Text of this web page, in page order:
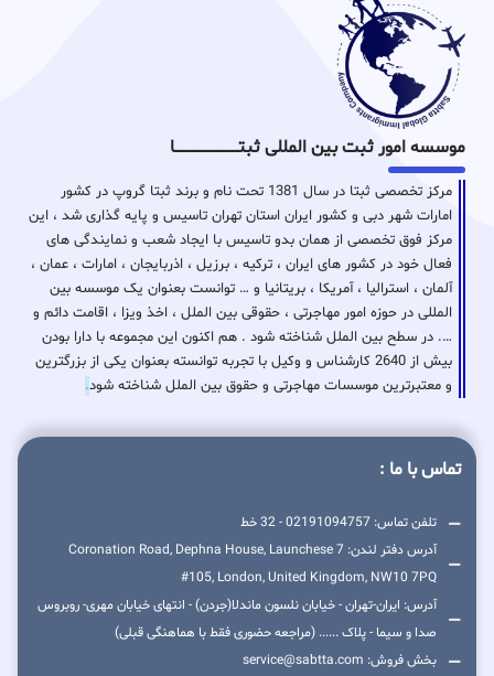
موسسه امور ثبت بین المللی ثبتـــــــــــــــــــــــــــــا
مرکز تخصصی ثبتا در سال 1381 تحت نام و برند ثبتا گروپ در کشور
امارات شهر دبی و کشور ایران استان تهران تاسیس و پایه گذاری شد ، این
مرکز فوق تخصصی از همان بدو تاسیس با ایجاد شعب و نمایندگی های
فعال خود در کشور های ایران ، ترکیه ، برزیل ، اذربایجان ، امارات ، عمان ،
آلمان ، استرالیا ، آمریکا ، بریتانیا و … توانست بعنوان یک موسسه بین
المللی در حوزه امور مهاجرتی ، حقوقی بین الملل ، اخذ ویزا ، اقامت دائم و
…. در سطح بین الملل شناخته شود . هم اکنون این مجموعه با دارا بودن
بیش از 2640 کارشناس و وکیل با تجربه توانسته بعنوان یکی از بزرگترین
و معتبرترین موسسات مهاجرتی و حقوق بین الملل شناخته شود.
تماس با ما :
تلفن تماس: 02191094757 - 32 خط
آدرس دفتر لندن: 7 Coronation Road, Dephna House, Launchese
#105, London, United Kingdom, NW10 7PQ
آدرس: ایران-تهران - خیابان نلسون ماندلا(جردن) - انتهای خیابان مهری- روبروس
صدا و سیما - پلاک ...... (مراجعه حضوری فقط با هماهنگی قبلی)
بخش فروش: service@sabtta.com